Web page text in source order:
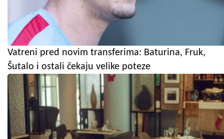
Vatreni pred novim transferima: Baturina, Fruk,
Šutalo i ostali čekaju velike poteze